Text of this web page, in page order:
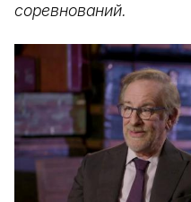
соревнований.